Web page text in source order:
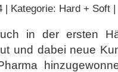
| Kategorie: Hard + Soft |
in der ersten
und dabei neue